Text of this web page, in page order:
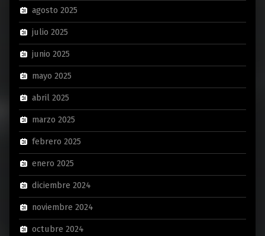
agosto 2025
julio 2025
junio 2025
mayo 2025
abril 2025
marzo 2025
febrero 2025
enero 2025
diciembre 2024
noviembre 2024
octubre 2024